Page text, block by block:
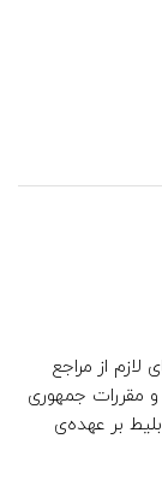
از مراجع
مقررات جمهوری
بر عهده‌ی